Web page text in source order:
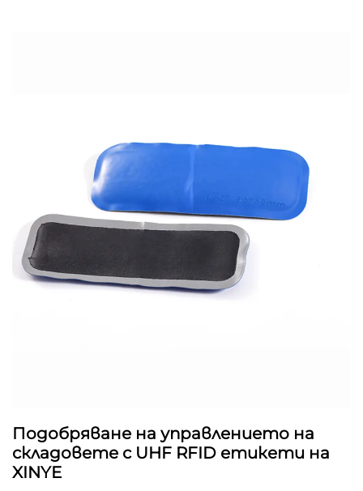
Подобряване на управлението на
складовете с UHF RFID етикети на
XINYE